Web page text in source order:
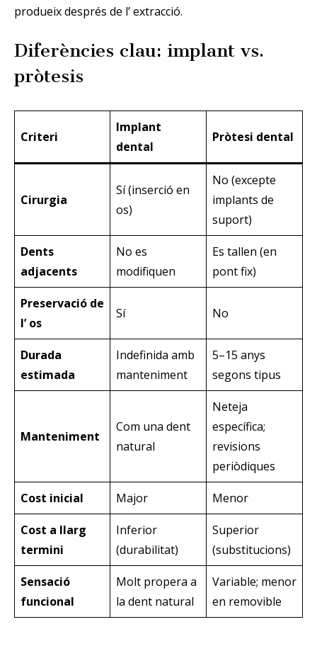
produeix després de l’ extracció.
Diferències clau: implant vs.
pròtesis
Criteri
Implant
dental
Pròtesi dental
Cirurgia
Sí (inserció en
os)
No (excepte
implants de
suport)
Dents
adjacents
No es
modifiquen
Es tallen (en
pont fix)
Preservació de
l’ os
Sí No
Durada
estimada
Indefinida amb
manteniment
5–15 anys
segons tipus
Manteniment
Com una dent
natural
Neteja
específica;
revisions
periòdiques
Cost inicial Major Menor
Cost a llarg
termini
Inferior
(durabilitat)
Superior
(substitucions)
Sensació
funcional
Molt propera a
la dent natural
Variable; menor
en removible